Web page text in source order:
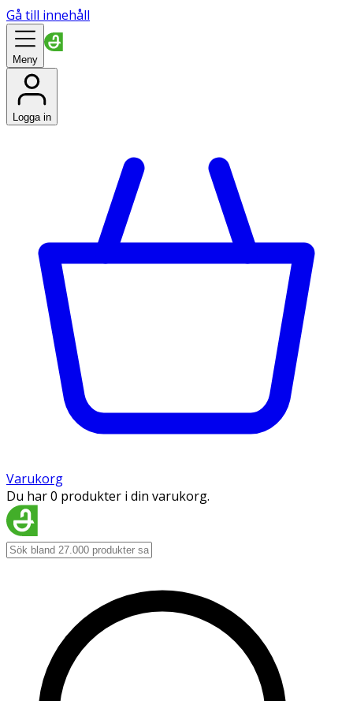
Gå till innehåll
Meny
Logga in
Varukorg
Du har 0 produkter i din varukorg.